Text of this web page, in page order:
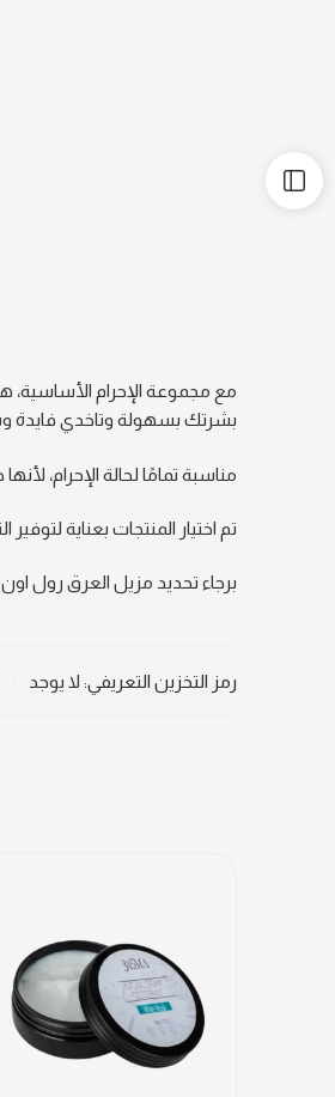
مع مجموعة الإحرام
بشرتك بسهولة وتاخدي فايدة
مناسبة تمامًا لحالة الإحرام،
تم اختيار المنتجات بعناية
برجاء تحديد مزيل العرق رول
رمز التخزين التعريفي: لا يوجد